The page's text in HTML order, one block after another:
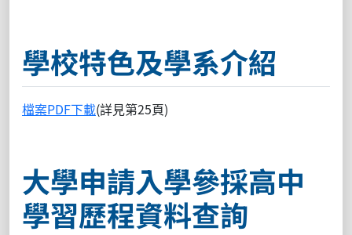
學校特色及學系介紹
檔案PDF下載(詳見第25頁)
大學申請入學參採高中
學習歷程資料查詢